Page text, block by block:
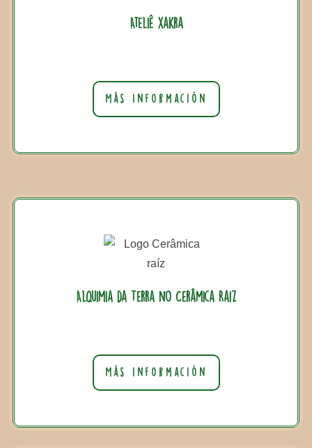
Ateliê Xakra
Más información
Alquimia da Terra no Cerâmica Raiz
Más información